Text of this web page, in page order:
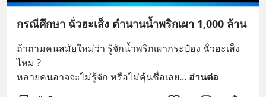
กรณีศึกษา ฉั่วฮะเส็ง ตำนานน้ำพริกเผา 1,000 ล้าน
ถ้าถามคนสมัยใหม่ว่า รู้จักน้ำพริกเผากระป๋อง ฉั่วฮะเส็ง
ไหม ?
หลายคนอาจจะไม่รู้จัก หรือไม่คุ้นชื่อเลย... อ่านต่อ